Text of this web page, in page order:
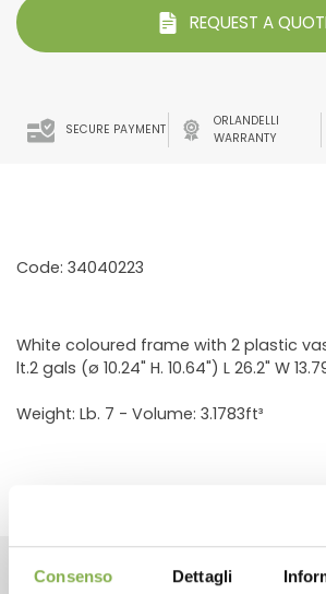
Consenso Dettagli
REQUEST A
SECURE PAYMENT
ORLANDELLI
WARRANTY
Code: 34040223
White coloured frame with 2 plastic
lt.2 gals (ø 10.24" H. 10.64") L 26.2" W
Weight: Lb. 7 - Volume: 3.1783ft³